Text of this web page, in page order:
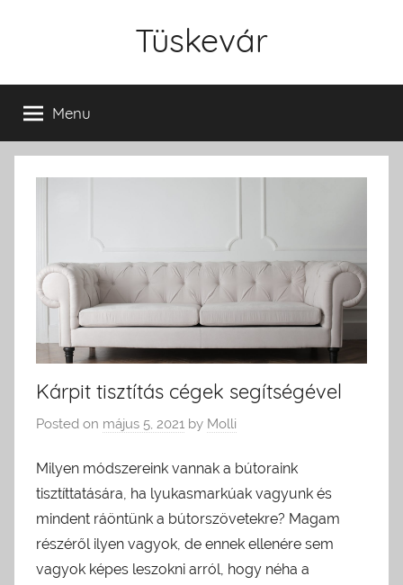
Tüskevár
Menu
Kárpit tisztítás cégek segítségével
Posted on május 5, 2021 by Molli
Milyen módszereink vannak a bútoraink
tisztíttatására, ha lyukasmarkúak vagyunk és
mindent ráöntünk a bútorszövetekre? Magam
részéről ilyen vagyok, de ennek ellenére sem
vagyok képes leszokni arról, hogy néha a